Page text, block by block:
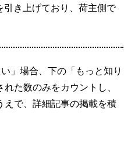
き上げており、荷主側で
」場合、下の「もっと知り
た数のみをカウントし、
で、詳細記事の掲載を積